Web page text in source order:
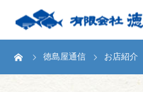
徳島屋通信 お店紹介
HOME